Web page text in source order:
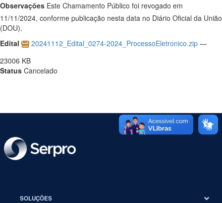
Observações Este Chamamento Público foi revogado em
11/11/2024, conforme publicação nesta data no Diário Oficial da União
(DOU).
Edital
20241112_Edital_0274-2024_ProcessoEletronico.zip —
23006 KB
Status Cancelado
SOLUÇÕES